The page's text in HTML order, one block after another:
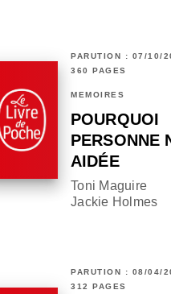
PARUTION : 07/10/
360 PAGES
MÉMOIRES
POURQUOI
PERSONNE
AIDÉE
Toni Maguire
Jackie Holmes
PARUTION : 08/04/
312 PAGES